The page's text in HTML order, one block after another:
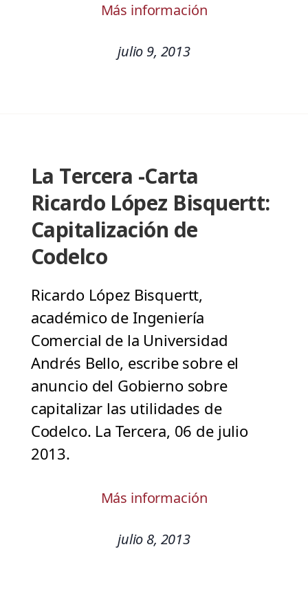
Más información
julio 9, 2013
La Tercera -Carta
Ricardo López Bisquertt:
Capitalización de
Codelco
Ricardo López Bisquertt,
académico de Ingeniería
Comercial de la Universidad
Andrés Bello, escribe sobre el
anuncio del Gobierno sobre
capitalizar las utilidades de
Codelco. La Tercera, 06 de julio
2013.
Más información
julio 8, 2013